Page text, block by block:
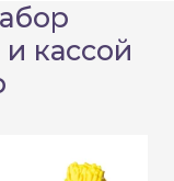
кассой